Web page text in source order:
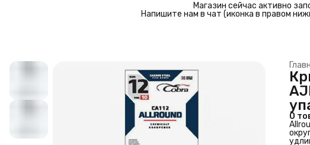
Магазин сейчас активно
Напишите нам в чат (иконка в правом
О